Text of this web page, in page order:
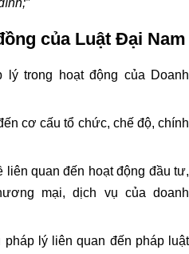
của Luật Đại Nam
trong hoạt động của Doanh
cơ cấu tổ chức, chế độ, chính
liên quan đến hoạt động đầu tư,
mại, dịch vụ của doanh
lý liên quan đến pháp luật